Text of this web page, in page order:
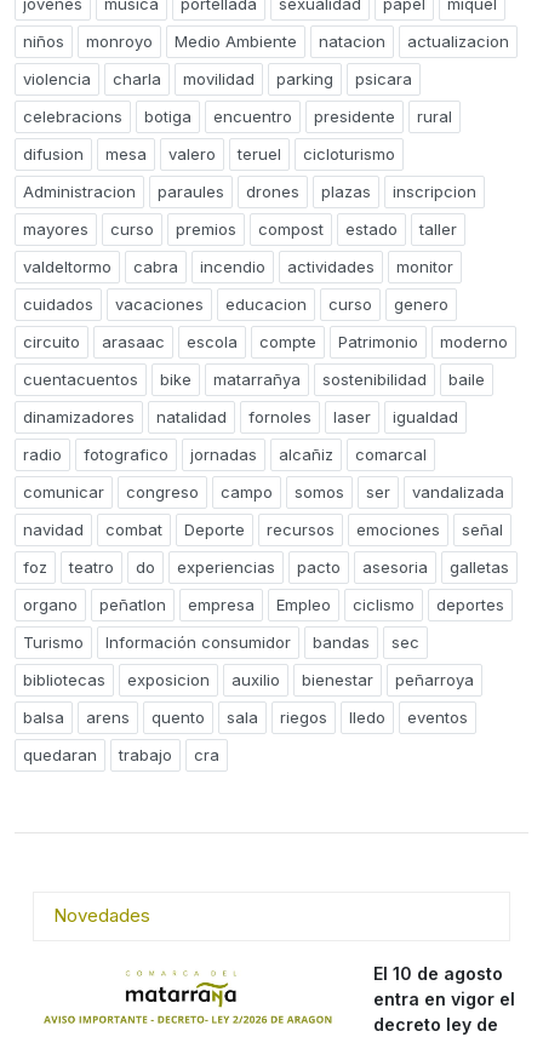
niños
monroyo Medio Ambiente natacion
actualizacion
violencia
charla movilidad parking
psicara
celebracions
botiga encuentro presidente
rural
difusion
mesa valero teruel
cicloturismo
Administracion
paraules drones plazas
inscripcion
mayores
curso premios compost estado
taller
valdeltormo
cabra incendio actividades
monitor
cuidados
vacaciones educacion curso
genero
circuito
arasaac escola compte Patrimonio
moderno
cuentacuentos
bike matarrañya sostenibilidad
baile
dinamizadores
natalidad fornoles laser
igualdad
radio
fotografico jornadas alcañiz
comarcal
comunicar
congreso campo somos ser
vandalizada
navidad
combat Deporte recursos emociones
señal
foz
teatro do experiencias pacto asesoria
galletas
organo
peñatlon empresa Empleo ciclismo
deportes
Turismo
Información consumidor bandas
sec
bibliotecas
exposicion auxilio bienestar
peñarroya
balsa
arens quento sala riegos lledo
eventos
quedaran
trabajo cra
Novedades
El 10 de agosto
entra en vigor el
decreto ley de